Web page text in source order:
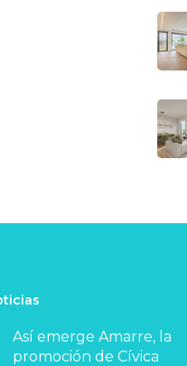
Así emerge Amarre, la
promoción de Cívica